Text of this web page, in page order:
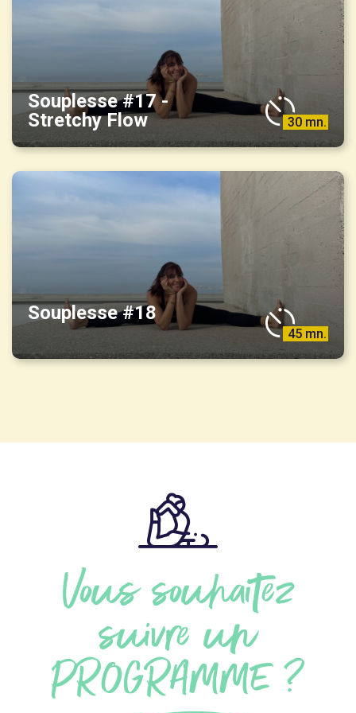
Souplesse #17 -
Stretchy Flow
30 mn.
Souplesse #18
45 mn.
Vous souhaitez
suivre un
PROGRAMME ?